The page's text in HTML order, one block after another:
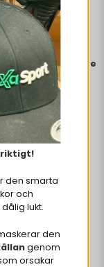
concerns. We are
our customers.
whre you
handling.
riktigt!
den smarta
och
lukt.
den
genom
orsakar